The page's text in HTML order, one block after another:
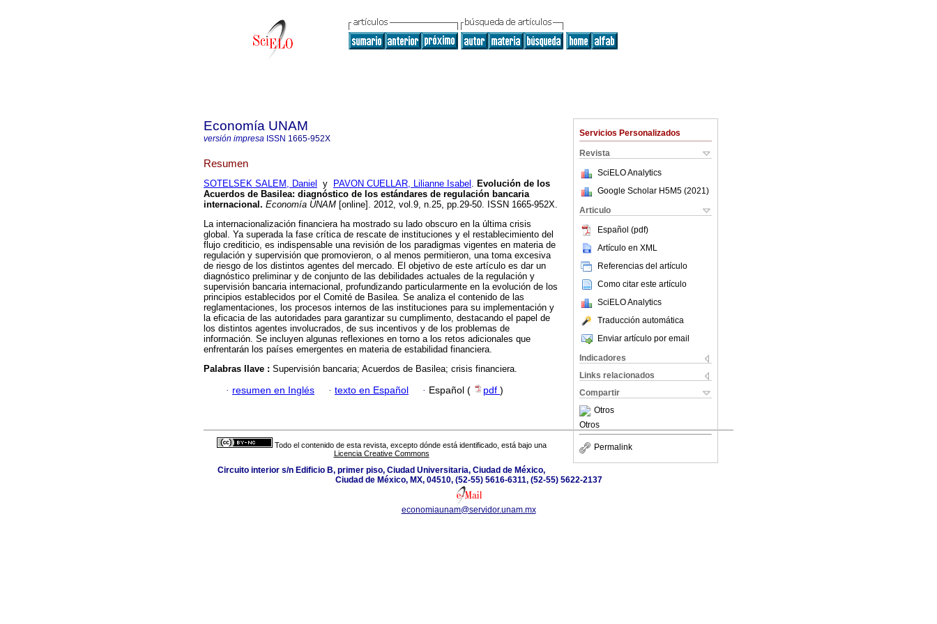
Servicios Personalizados
Revista
SciELO Analytics
Google Scholar H5M5 (2021 )
Articulo
Español (pdf)
Artículo en XML
Referencias del artículo
Como citar este artículo
SciELO Analytics
Traducción automática
Enviar artículo por email
Indicadores
Links relacionados
Compartir
Otros
Otros
Permalink
Economía UNAM
versión impresa ISSN 1665-952X
Resumen
SOTELSEK SALEM, Daniel y PAVON CUELLAR, Lilianne Isabel . Evolución de los
Acuerdos de Basilea: diagnóstico de los estándares de regulación bancaria
internacional . Economía UNAM [online]. 2012, vol.9, n.25, pp.29-50. ISSN 1665-952X.
La internacionalización financiera ha mostrado su lado obscuro en la última crisis
global. Ya superada la fase crítica de rescate de instituciones y el restablecimiento del
flujo crediticio, es indispensable una revisión de los paradigmas vigentes en materia de
regulación y supervisión que promovieron, o al menos permitieron, una toma excesiva
de riesgo de los distintos agentes del mercado. El objetivo de este artículo es dar un
diagnóstico preliminar y de conjunto de las debilidades actuales de la regulación y
supervisión bancaria internacional, profundizando particularmente en la evolución de los
principios establecidos por el Comité de Basilea. Se analiza el contenido de las
reglamentaciones, los procesos internos de las instituciones para su implementación y
la eficacia de las autoridades para garantizar su cumplimento, destacando el papel de
los distintos agentes involucrados, de sus incentivos y de los problemas de
información. Se incluyen algunas reflexiones en torno a los retos adicionales que
enfrentarán los países emergentes en materia de estabilidad financiera.
Palabras llave : Supervisión bancaria; Acuerdos de Basilea; crisis financiera.
· resumen en Inglés · texto en Español · Español ( pdf )
Todo el contenido de esta revista, excepto dónde está identificado, está bajo una
Licencia Creative Commons
Circuito interior s/n Edificio B, primer piso, Ciudad Universitaria, Ciudad de México,
Ciudad de México, MX, 04510, (52-55) 5616-6311, (52-55) 5622-2137
economiaunam@servidor.unam.mx